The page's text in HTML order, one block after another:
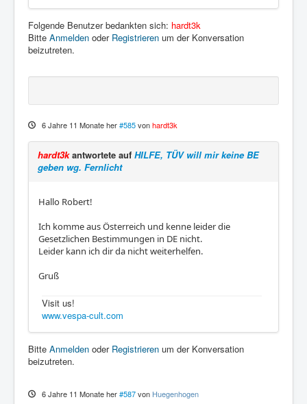
Folgende Benutzer bedankten sich: hardt3k
Bitte Anmelden oder Registrieren um der Konversation
beizutreten.
6 Jahre 11 Monate her #585 vonhardt3k
hardt3kantwortete auf HILFE, TÜV will mir keine BE
geben wg. Fernlicht
Hallo Robert!
Ich komme aus Österreich und kenne leider die
Gesetzlichen Bestimmungen in DE nicht.
Leider kann ich dir da nicht weiterhelfen.
Gruß
Visit us!
www.vespa-cult.com
Bitte Anmelden oder Registrieren um der Konversation
beizutreten.
6 Jahre 11 Monate her #587 von Huegenhogen